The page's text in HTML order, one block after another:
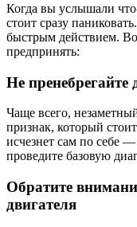
Когда вы услышали
стоит сразу
быстрым действием.
предпринять:
Не пренебрегайте
Чаще всего,
признак, который
исчезнет сам по себе
проведите базовую
Обратите
двигателя